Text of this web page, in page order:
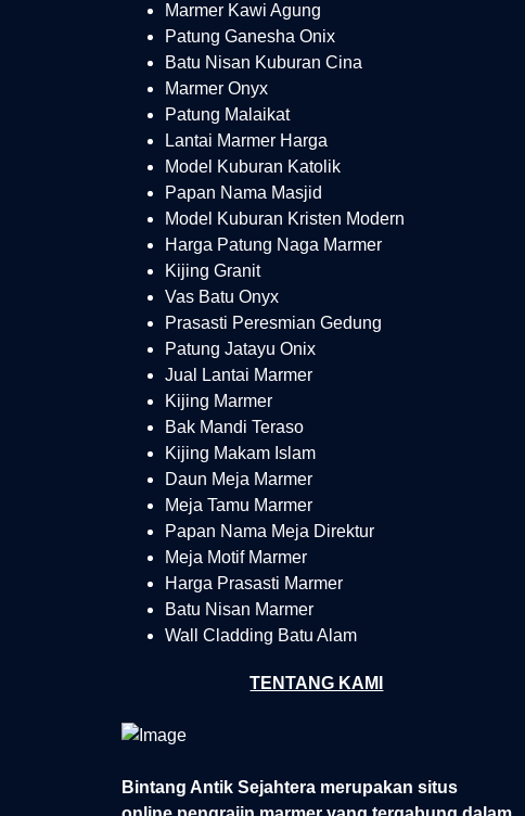
Marmer Kawi Agung
Patung Ganesha Onix
Batu Nisan Kuburan Cina
Marmer Onyx
Patung Malaikat
Lantai Marmer Harga
Model Kuburan Katolik
Papan Nama Masjid
Model Kuburan Kristen Modern
Harga Patung Naga Marmer
Kijing Granit
Vas Batu Onyx
Prasasti Peresmian Gedung
Patung Jatayu Onix
Jual Lantai Marmer
Kijing Marmer
Bak Mandi Teraso
Kijing Makam Islam
Daun Meja Marmer
Meja Tamu Marmer
Papan Nama Meja Direktur
Meja Motif Marmer
Harga Prasasti Marmer
Batu Nisan Marmer
Wall Cladding Batu Alam
TENTANG KAMI
Bintang Antik Sejahtera merupakan situs